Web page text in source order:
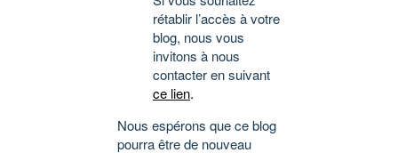
rétablir l’accès à votre
blog, nous vous
invitons à nous
contacter en suivant
ce lien.
Nous espérons que ce blog
pourra être de nouveau